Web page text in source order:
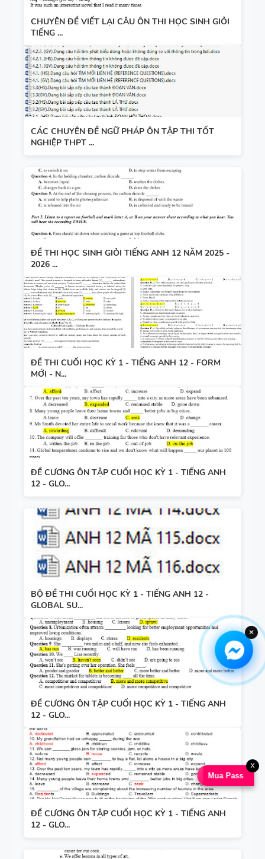
CHUYÊN ĐỀ VIẾT LẠI CÂU ÔN THI HỌC SINH GIỎI
TIẾNG ...
CÁC CHUYÊN ĐỀ NGỮ PHÁP ÔN TẬP THI TỐT
NGHIỆP THPT ...
ĐỀ THI HỌC SINH GIỎI TIẾNG ANH 12 NĂM 2025 -
2026 ...
ĐỀ THI CUỐI HỌC KỲ 1 - TIẾNG ANH 12 - FORM
MỚI - N...
ĐỀ CƯƠNG ÔN TẬP CUỐI HỌC KỲ 1 - TIẾNG ANH
12 - GLO...
BỘ ĐỀ THI CUỐI HỌC KỲ 1 - TIẾNG ANH 12 -
GLOBAL SU...
ĐỀ CƯƠNG ÔN TẬP CUỐI HỌC KỲ 1 - TIẾNG ANH
12 - GLO...
ĐỀ CƯƠNG ÔN TẬP CUỐI HỌC KỲ 1 - TIẾNG ANH
12 - GLO...
Mua Pass
X
✕